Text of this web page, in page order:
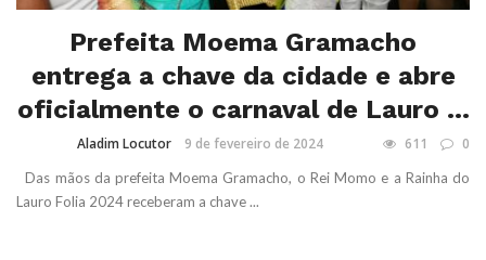
Prefeita Moema Gramacho
entrega a chave da cidade e abre
oficialmente o carnaval de Lauro ...
Aladim Locutor 9 de fevereiro de 2024 611 0
Das mãos da prefeita Moema Gramacho, o Rei Momo e a Rainha do
Lauro Folia 2024 receberam a chave ...